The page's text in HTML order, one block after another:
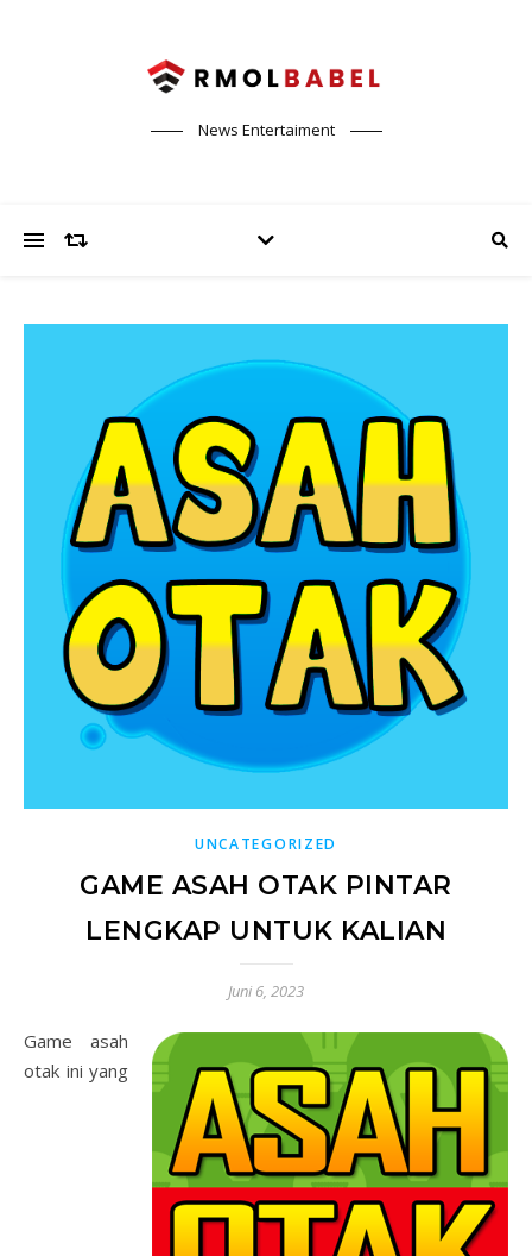
News Entertaiment
UNCATEGORIZED
GAME ASAH OTAK PINTAR
LENGKAP UNTUK KALIAN
Juni 6, 2023
Game asah
otak ini yang